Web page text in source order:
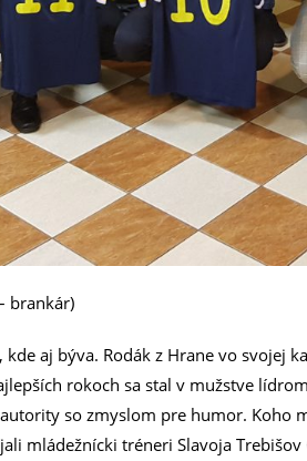
brankár)
aj býva. Rodák z Hrane vo svojej
rokoch sa stal v mužstve
so zmyslom pre humor. Koho
mládežnícki tréneri Slavoja